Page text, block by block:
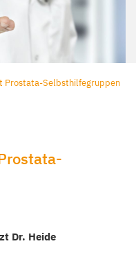
Prostata-Selbsthilfegruppen
Dr. Heide